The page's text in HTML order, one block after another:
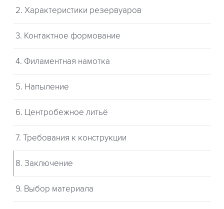
2. Характеристики резервуаров
3. Контактное формование
4. Филаментная намотка
5. Напыление
6. Центробежное литьё
7. Требования к конструкции
8. Заключение
9. Выбор материала